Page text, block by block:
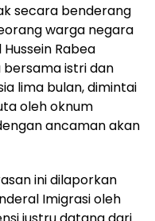
secara benderang
warga negara
Rabea
bersama istri dan
lima bulan, dimintai
oleh oknum
ancaman akan
ini dilaporkan
Imigrasi oleh